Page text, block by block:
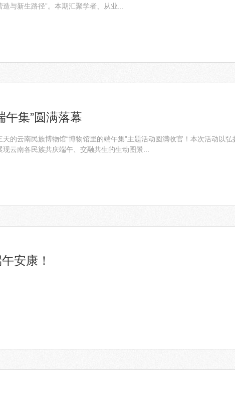
与新生路径”。本期汇聚学者、从业...
午集”圆满落幕
的云南民族博物馆“博物馆里的端午集”主题活动圆满收官！本次活动以
云南各民族共庆端午、交融共生的生动图景...
安康！